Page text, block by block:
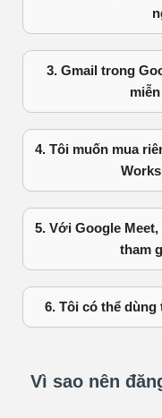
3. Gmail trong
4. Tôi muốn mua
5. Với Google
tham
6. Tôi có thể
Vì sao nên